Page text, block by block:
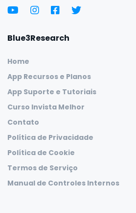
Blue3Research
Home
App Recursos e Planos
App Suporte e Tutoriais
Curso Invista Melhor
Contato
Política de Privacidade
Política de Cookie
Termos de Serviço
Manual de Controles Internos